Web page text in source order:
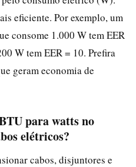
eficiente. Por exemplo, um
consome 1.000 W tem EER
W tem EER = 10. Prefira
geram economia de
para watts no
elétricos?
cabos, disjuntores e